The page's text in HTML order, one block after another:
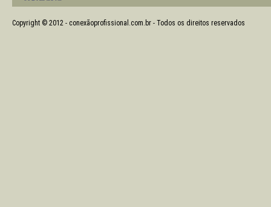
Copyright © 2012 - conexãoprofissional.com.br - Todos os direitos reservados